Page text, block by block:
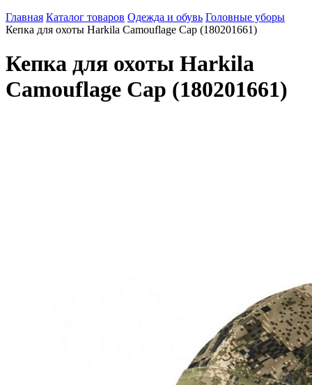
Главная Каталог товаров Одежда и обувь Головные уборы
Кепка для охоты Harkila Сamouflage Cap (180201661)
Кепка для охоты Harkila
Сamouflage Cap (180201661)